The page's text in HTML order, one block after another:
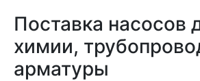
Поставка насосов
химии,
арматуры